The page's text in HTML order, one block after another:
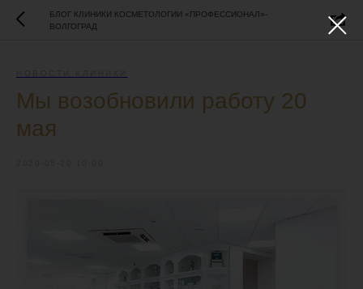
БЛОГ КЛИНИКИ КОСМЕТОЛОГИИ «ПРОФЕССИОНАЛ»-
ВОЛГОГРАД
Мы возобновили работу 20
мая